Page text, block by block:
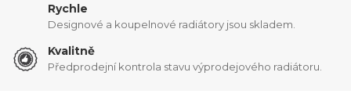
Rychle
Designové a koupelnové radiátory jsou skladem.
Kvalitně
Předprodejní kontrola stavu výprodejového radiátoru.